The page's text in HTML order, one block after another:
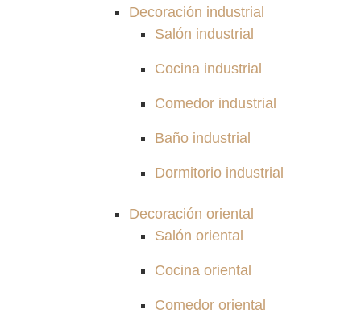
Decoración industrial
Salón industrial
Cocina industrial
Comedor industrial
Baño industrial
Dormitorio industrial
Decoración oriental
Salón oriental
Cocina oriental
Comedor oriental